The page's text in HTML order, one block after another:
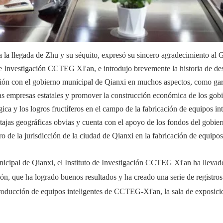
llegada de Zhu y su séquito, expresó su sincero agradecimiento
CCTEG XI'an, e introdujo brevemente la historia de
con el gobierno municipal de Qianxi en muchos aspectos, como
empresas estatales y promover la construcción económica de los
y los logros fructíferos en el campo de la fabricación de equipos
geográficas obvias y cuenta con el apoyo de los fondos del
de la jurisdicción de la ciudad de Qianxi en la fabricación de
de Qianxi, el Instituto de Investigación CCTEG Xi'an ha
que ha logrado buenos resultados y ha creado una serie de
de equipos inteligentes de CCTEG-Xi'an, la sala de